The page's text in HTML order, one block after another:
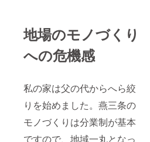
地場のモノづくり
への危機感
私の家は父の代からへら絞
りを始めました。燕三条の
モノづくりは分業制が基本
ですので、地域一丸となっ